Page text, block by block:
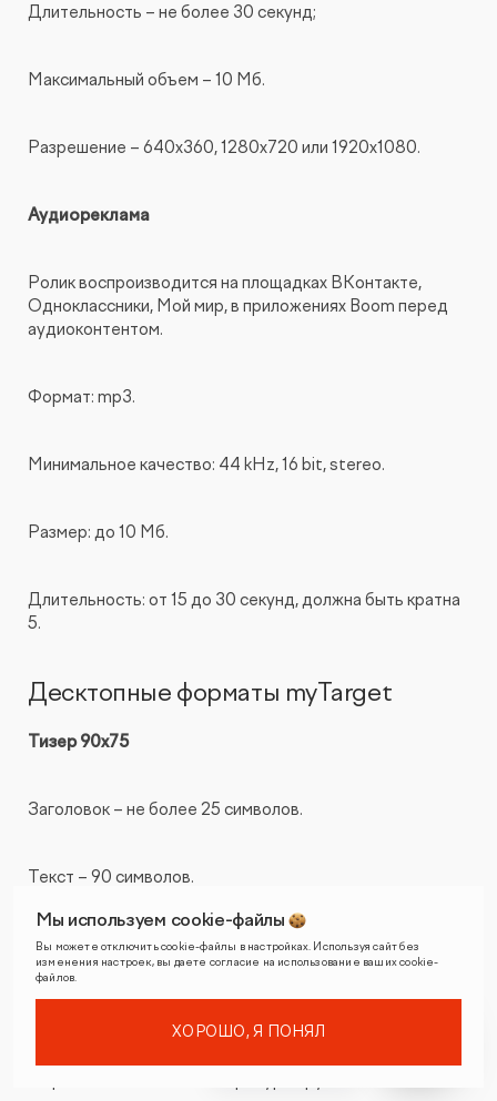
Длительность – не более 30 секунд;
Максимальный объем – 10 Мб.
Разрешение – 640x360, 1280x720 или 1920x1080.
Аудиореклама
Ролик воспроизводится на площадках ВКонтакте,
Одноклассники, Мой мир, в приложениях Boom перед
аудиоконтентом.
Формат: mp3.
Минимальное качество: 44 kHz, 16 bit, stereo.
Размер: до 10 Мб.
Длительность: от 15 до 30 секунд, должна быть кратна
5.
Десктопные форматы myTarget
Тизер 90х75
Заголовок – не более 25 символов.
Текст – 90 символов.
Изображение – не менее 90x75px; более 60 Кб.
Мы используем cookie-файлы
Вы можете отключить cookie-файлы в настройках. Используя сайт без
изменения настроек, вы даете согласие на использование ваших cookie-
файлов.
ХОРОШО, Я ПОНЯЛ